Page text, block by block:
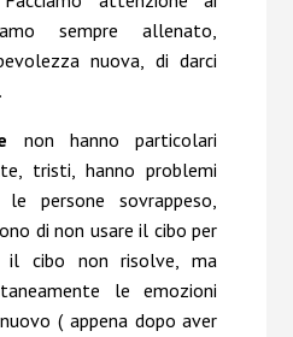
sempre allenato,
nuova, di darci
non hanno particolari
tristi, hanno problemi
persone sovrappeso,
di non usare il cibo per
il cibo non risolve, ma
le emozioni
( appena dopo aver